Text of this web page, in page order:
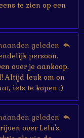
te zien op een
geleden
persoon.
over je aankoop.
Altijd leuk om on
iets te kopen :)
geleden
over Lelu's.